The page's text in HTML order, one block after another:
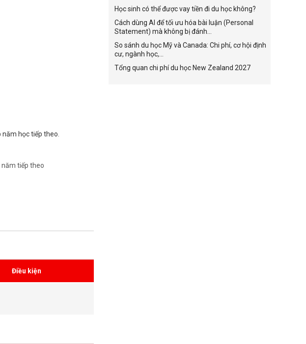
học tiếp theo.
tiếp theo
Điều kiện
Học sinh có thể được vay tiền đi du học không?
Cách dùng AI để tối ưu hóa bài luận (Personal
Statement) mà không bị đánh...
So sánh du học Mỹ và Canada: Chi phí, cơ hội định
cư, ngành học,...
Tổng quan chi phí du học New Zealand 2027